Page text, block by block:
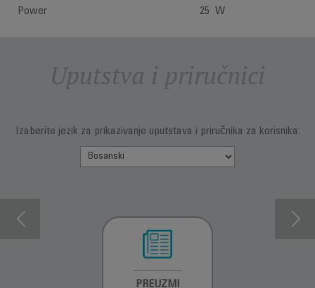
Power 25 W
Uputstva i priručnici
Izaberite jezik za prikazivanje uputstava i priručnika za korisnika:
PREUZMI